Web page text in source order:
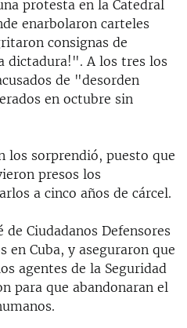
protesta en la Catedral
enarbolaron carteles
consignas de
dictadura!". A los tres los
de "desorden
en octubre sin
los sorprendió, puesto que
presos los
a cinco años de cárcel.
Ciudadanos Defensores
en Cuba, y aseguraron que
agentes de la Seguridad
para que abandonaran el